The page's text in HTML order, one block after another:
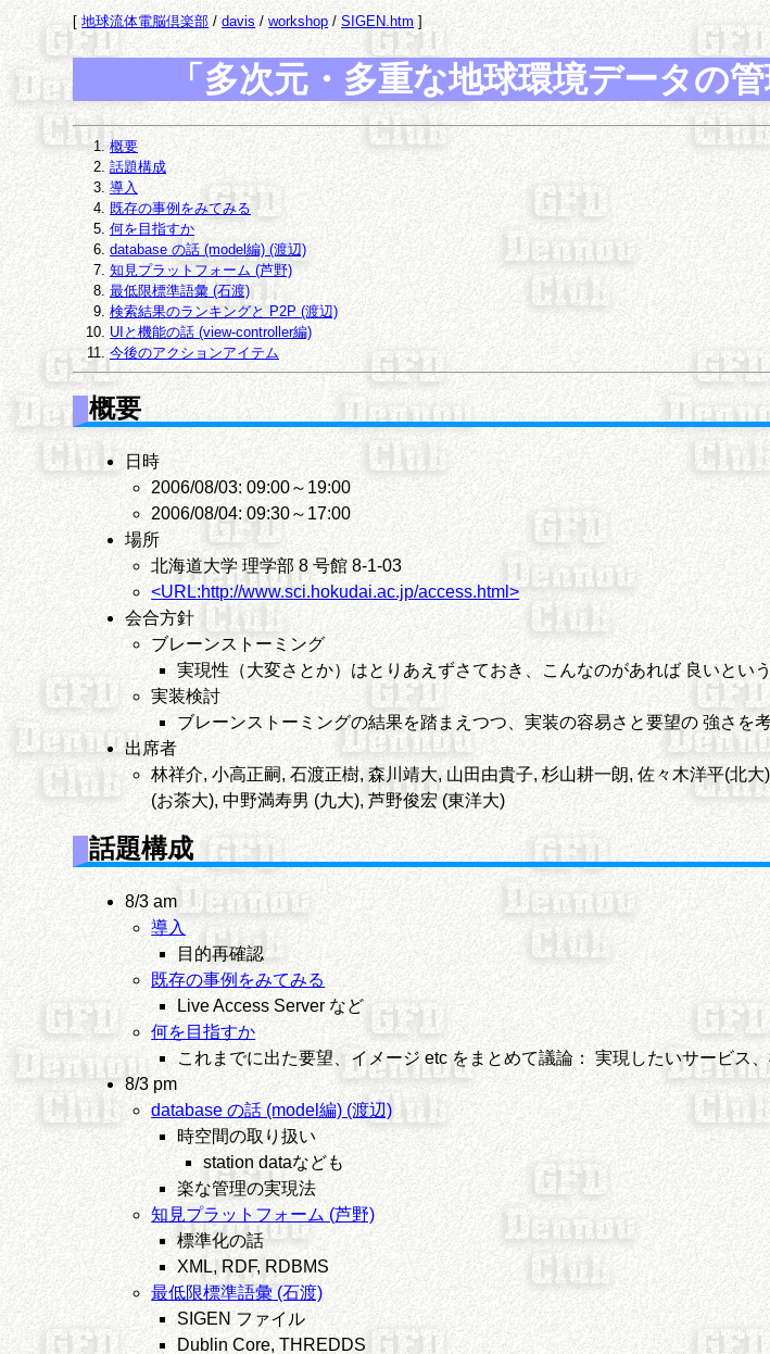
[地球流体電脳倶楽部/davis/workshop/SIGEN.htm]
「多次元・多重な地球環境データの
概要
話題構成
導入
既存の事例をみてみる
何を目指すか
database の話 (model編) (渡辺)
知見プラットフォーム (芦野)
最低限標準語彙 (石渡)
検索結果のランキングと P2P (渡辺)
UIと機能の話 (view-controller編)
今後のアクションアイテム
概要
日時
2006/08/03: 09:00～19:00
2006/08/04: 09:30～17:00
場所
北海道大学 理学部 8 号館 8-1-03
<URL:http://www.sci.hokudai.ac.jp/access.html>
会合方針
ブレーンストーミング
実現性（大変さとか）はとりあえずさておき、こんなのがあれば 良いとい
実装検討
ブレーンストーミングの結果を踏まえつつ、実装の容易さと要望の 強さを
出席者
林祥介, 小高正嗣, 石渡正樹, 森川靖大, 山田由貴子, 杉山耕一朗, 佐々木洋平(北
(お茶大), 中野満寿男 (九大), 芦野俊宏 (東洋大)
話題構成
8/3 am
導入
目的再確認
既存の事例をみてみる
Live Access Server など
何を目指すか
これまでに出た要望、イメージ etc をまとめて議論： 実現したいサービス
8/3 pm
database の話 (model編) (渡辺)
時空間の取り扱い
station dataなども
楽な管理の実現法
知見プラットフォーム (芦野)
標準化の話
XML, RDF, RDBMS
最低限標準語彙 (石渡)
SIGEN ファイル
Dublin Core, THREDDS